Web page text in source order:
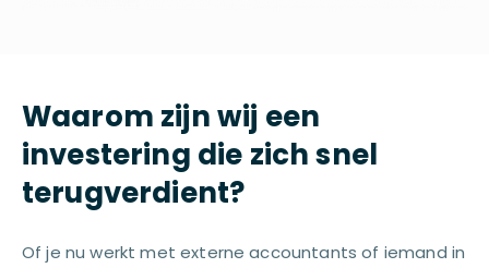
Waarom zijn wij een
investering die zich snel
terugverdient?
Of je nu werkt met externe accountants of iemand in